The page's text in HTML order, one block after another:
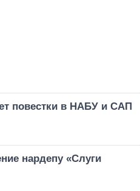
повестки в НАБУ и САП
нардепу «Слуги